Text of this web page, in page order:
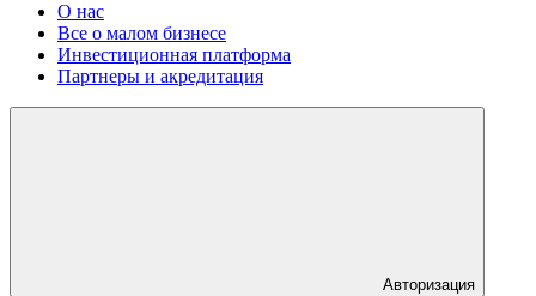
О нас
Все о малом бизнесе
Инвестиционная платформа
Партнеры и акредитация
Авторизация